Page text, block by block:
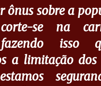
ônus sobre a
se na
isso
a limitação dos